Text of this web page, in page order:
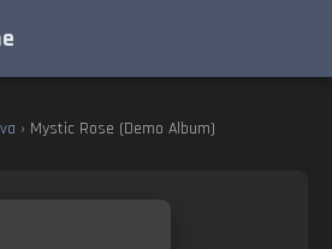
› Mystic Rose (Demo Album)